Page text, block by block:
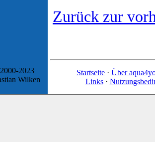
Zurück zur
2023
Wilken
Startseite· Über
Links·